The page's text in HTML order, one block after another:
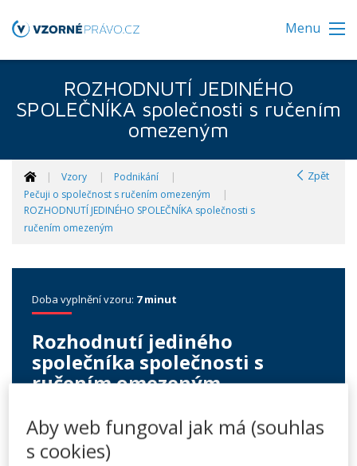
Menu
ROZHODNUTÍ JEDINÉHO
SPOLEČNÍKA společnosti s ručením
omezeným
Vzory
Podnikání
Pečuji o společnost s ručením omezeným
ROZHODNUTÍ JEDINÉHO SPOLEČNÍKA společnosti s
ručením omezeným
Zpět
Doba vyplnění vzoru: 7 minut
Rozhodnutí jediného
společníka společnosti s
ručením omezeným
249 Kč
Předplatné na 7 dní
Aby web fungoval jak má (souhlas
s cookies)